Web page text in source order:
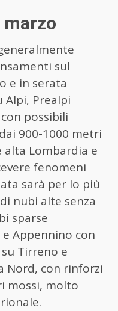
marzo
sul
e in serata
Alpi, Prealpi
possibili
900-1000 metri
alta Lombardia e
fenomeni
sarà per lo più
nubi alte senza
sparse
Appennino con
Tirreno e
Nord, con rinforzi
mossi, molto